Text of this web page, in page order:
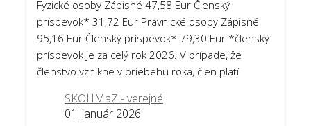
Fyzické osoby Zápisné 47,58 Eur Členský
príspevok* 31,72 Eur Právnické osoby Zápisné
95,16 Eur Členský príspevok* 79,30 Eur *členský
príspevok je za celý rok 2026. V prípade, že
členstvo vznikne v priebehu roka, člen platí
SKOHMaZ - verejné
01. január 2026